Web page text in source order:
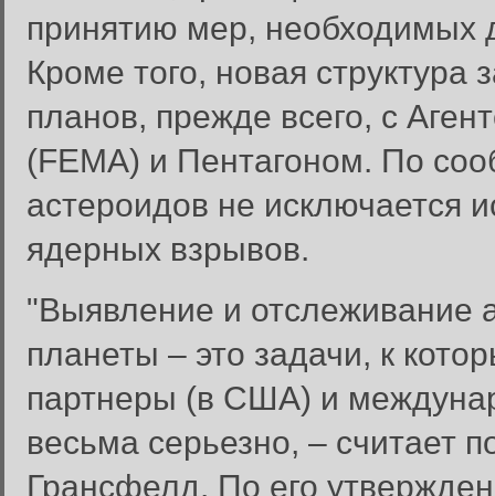
принятию мер, необходимых
Кроме того, новая структура
планов, прежде всего, с
(FEMA) и Пентагоном. По
астероидов не исключается
ядерных взрывов.
"Выявление и отслеживание
планеты – это задачи, к
партнеры (в США) и
весьма серьезно, – считает
Грансфелд. По его